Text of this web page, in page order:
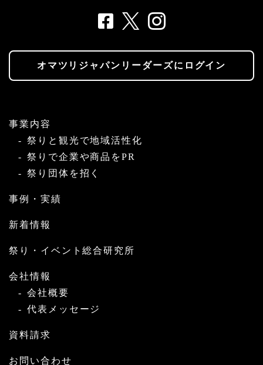
オマツリジャパンリーダーズにログイン
事業内容
祭りと観光で地域活性化
祭りで企業や商品をPR
祭り団体を招く
事例・実績
新着情報
祭り・イベント総合研究所
会社情報
会社概要
代表メッセージ
資料請求
お問い合わせ